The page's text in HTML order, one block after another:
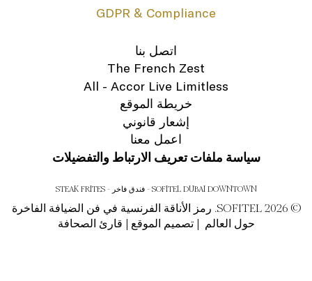
GDPR & Compliance
اتصل بنا
The French Zest
All - Accor Live Limitless
خريطة الموقع
إشعار قانوني
اعمل معنا
سياسة ملفات تعريف الارتباط والتفضيلات
SOFITEL DUBAI DOWNTOWN - فندق فاخر - STEAK FRITES
© SOFITEL 2026. رمز الأناقة الفرنسية في فن الضيافة الفاخرة
حول العالم |تصميم الموقع | قارئ الصحافة